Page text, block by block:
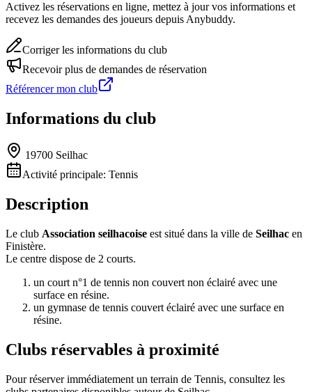
Activez les réservations en ligne, mettez à jour vos informations et
recevez les demandes des joueurs depuis Anybuddy.
Corriger les informations du club
Recevoir plus de demandes de réservation
Référencer mon club
Informations du club
19700 Seilhac
Activité principale: Tennis
Description
Le club Association seilhacoise est situé dans la ville de Seilhac en
Finistère.
Le centre dispose de 2 courts.
un court n°1 de tennis non couvert non éclairé avec une
surface en résine.
un gymnase de tennis couvert éclairé avec une surface en
résine.
Clubs réservables à proximité
Pour réserver immédiatement un terrain de Tennis, consultez les